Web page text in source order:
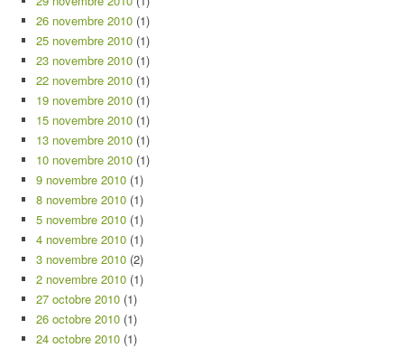
26 novembre 2010 (1)
25 novembre 2010 (1)
23 novembre 2010 (1)
22 novembre 2010 (1)
19 novembre 2010 (1)
15 novembre 2010 (1)
13 novembre 2010 (1)
10 novembre 2010 (1)
9 novembre 2010 (1)
8 novembre 2010 (1)
5 novembre 2010 (1)
4 novembre 2010 (1)
3 novembre 2010 (2)
2 novembre 2010 (1)
27 octobre 2010 (1)
26 octobre 2010 (1)
24 octobre 2010 (1)